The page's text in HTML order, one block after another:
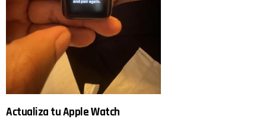
Actualiza tu Apple Watch